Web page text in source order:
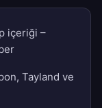
içeriği –
Tayland ve